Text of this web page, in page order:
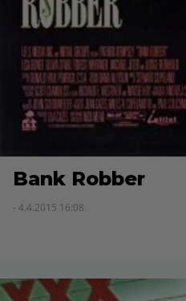
Bank Robber
- 4.4.2015 16:08